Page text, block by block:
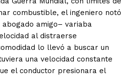
combustible, el ingeniero notó
amigo– variaba
al distraerse
lo llevó a buscar un
una velocidad constante
el conductor presionara el